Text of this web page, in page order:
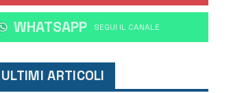
WHATSAPP ‎SEGUI IL CANALE
ULTIMI ARTICOLI